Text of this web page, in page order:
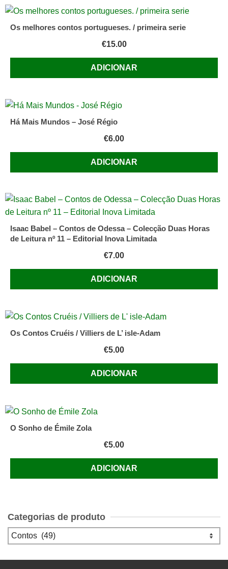
Os melhores contos portugueses. / primeira serie
€15.00
ADICIONAR
Há Mais Mundos – José Régio
€6.00
ADICIONAR
Isaac Babel – Contos de Odessa – Colecção Duas Horas
de Leitura nº 11 – Editorial Inova Limitada
€7.00
ADICIONAR
Os Contos Cruéis / Villiers de L’ isle-Adam
€5.00
ADICIONAR
O Sonho de Émile Zola
€5.00
ADICIONAR
Categorias de produto